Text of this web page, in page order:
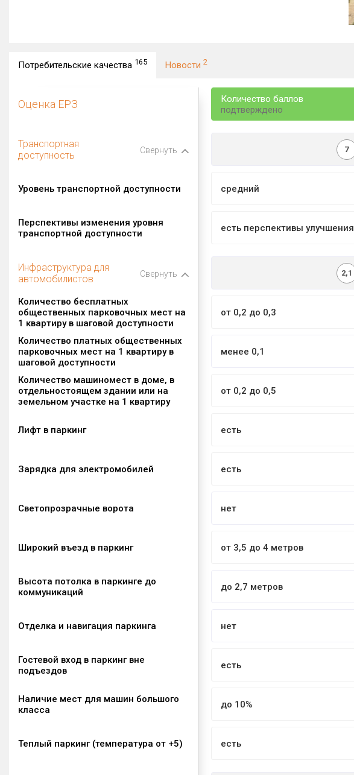
Потребительские качества 165 Новости 2
Оценка ЕРЗ
Количество баллов
подтверждено
Транспортная
доступность
Свернуть 7
Уровень транспортной доступности средний
Перспективы изменения уровня
транспортной доступности
есть перспективы улучшения
Инфраструктура для
автомобилистов
Свернуть 2,1
Количество бесплатных
общественных парковочных мест на
1 квартиру в шаговой доступности
от 0,2 до 0,3
Количество платных общественных
парковочных мест на 1 квартиру в
шаговой доступности
менее 0,1
Количество машиномест в доме, в
отдельностоящем здании или на
земельном участке на 1 квартиру
от 0,2 до 0,5
Лифт в паркинг есть
Зарядка для электромобилей есть
Светопрозрачные ворота нет
Широкий въезд в паркинг от 3,5 до 4 метров
Высота потолка в паркинге до
коммуникаций
до 2,7 метров
Отделка и навигация паркинга нет
Гостевой вход в паркинг вне
подъездов
есть
Наличие мест для машин большого
класса
до 10%
Теплый паркинг (температура от +5) есть